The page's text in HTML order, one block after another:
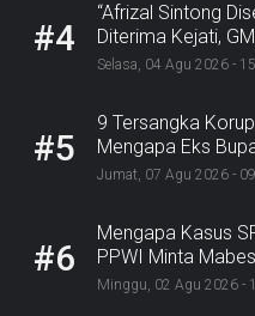
#4
“Afrizal Sintong
Diterima Kejati,
Miliar”
Selasa, 04 Agu 2026 -
#5
9 Tersangka
Mengapa Eks
Rp9,2 Miliar
Jumat, 07 Agu 2026 -
#6
Mengapa Kasus
PPWI Minta
Minggu, 02 Agu 2026 -